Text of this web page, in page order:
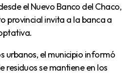
el Nuevo Banco del Chaco,
provincial invita a la banca a
residuos se mantiene en los